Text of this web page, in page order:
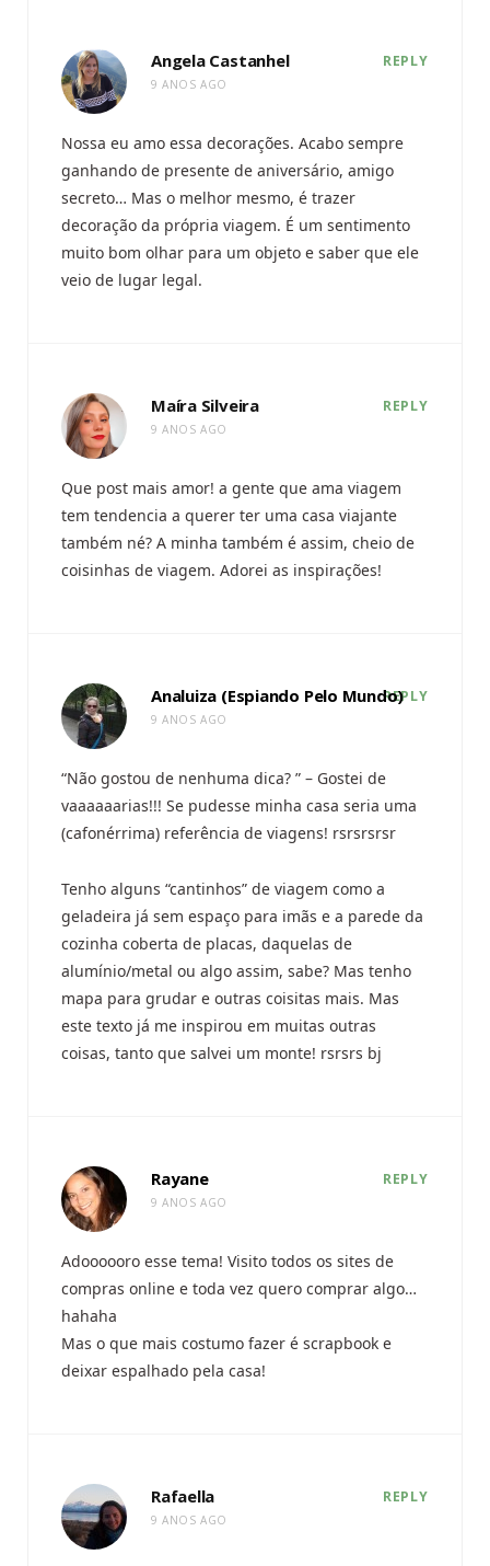
Angela Castanhel
9 ANOS AGO
REPLY
Nossa eu amo essa decorações. Acabo sempre
ganhando de presente de aniversário, amigo
secreto… Mas o melhor mesmo, é trazer
decoração da própria viagem. É um sentimento
muito bom olhar para um objeto e saber que ele
veio de lugar legal.
Maíra Silveira
9 ANOS AGO
REPLY
Que post mais amor! a gente que ama viagem
tem tendencia a querer ter uma casa viajante
também né? A minha também é assim, cheio de
coisinhas de viagem. Adorei as inspirações!
Analuiza (Espiando Pelo Mundo)
9 ANOS AGO
REPLY
“Não gostou de nenhuma dica? ” – Gostei de
vaaaaaarias!!! Se pudesse minha casa seria uma
(cafonérrima) referência de viagens! rsrsrsrsr
Tenho alguns “cantinhos” de viagem como a
geladeira já sem espaço para imãs e a parede da
cozinha coberta de placas, daquelas de
alumínio/metal ou algo assim, sabe? Mas tenho
mapa para grudar e outras coisitas mais. Mas
este texto já me inspirou em muitas outras
coisas, tanto que salvei um monte! rsrsrs bj
Rayane
9 ANOS AGO
REPLY
Adoooooro esse tema! Visito todos os sites de
compras online e toda vez quero comprar algo…
hahaha
Mas o que mais costumo fazer é scrapbook e
deixar espalhado pela casa!
Rafaella
9 ANOS AGO
REPLY